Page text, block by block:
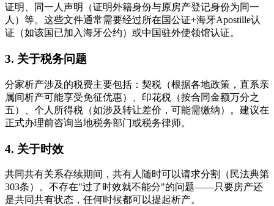
证明、同一人声明（证明外籍身份与原房产登记身份为同一
人）等。这些文件通常需要经过所在国公证+海牙Apostille认
证（如该国已加入海牙公约）或中国驻外使领馆认证。
3. 关于税务问题
分家析产涉及的税费主要包括：契税（根据各地政策，直系亲
属间析产可能享受免征优惠）、印花税（按合同金额万分之
五）、个人所得税（如涉及转让差价，可能需缴纳）。建议在
正式办理前咨询当地税务部门或税务律师。
4. 关于时效
共同共有关系存续期间，共有人随时可以请求分割（民法典第
303条）。不存在"过了时效就不能分"的问题——只要房产还
是共同共有状态，任何时候都可以提起析产。